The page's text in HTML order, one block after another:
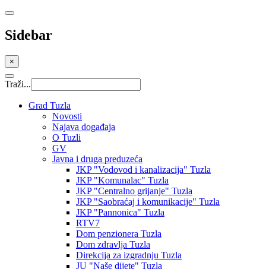
Sidebar
×
Traži...
Grad Tuzla
Novosti
Najava događaja
O Tuzli
GV
Javna i druga preduzeća
JKP "Vodovod i kanalizacija" Tuzla
JKP "Komunalac" Tuzla
JKP "Centralno grijanje" Tuzla
JKP "Saobraćaj i komunikacije" Tuzla
JKP "Pannonica" Tuzla
RTV7
Dom penzionera Tuzla
Dom zdravlja Tuzla
Direkcija za izgradnju Tuzla
JU "Naše dijete" Tuzla